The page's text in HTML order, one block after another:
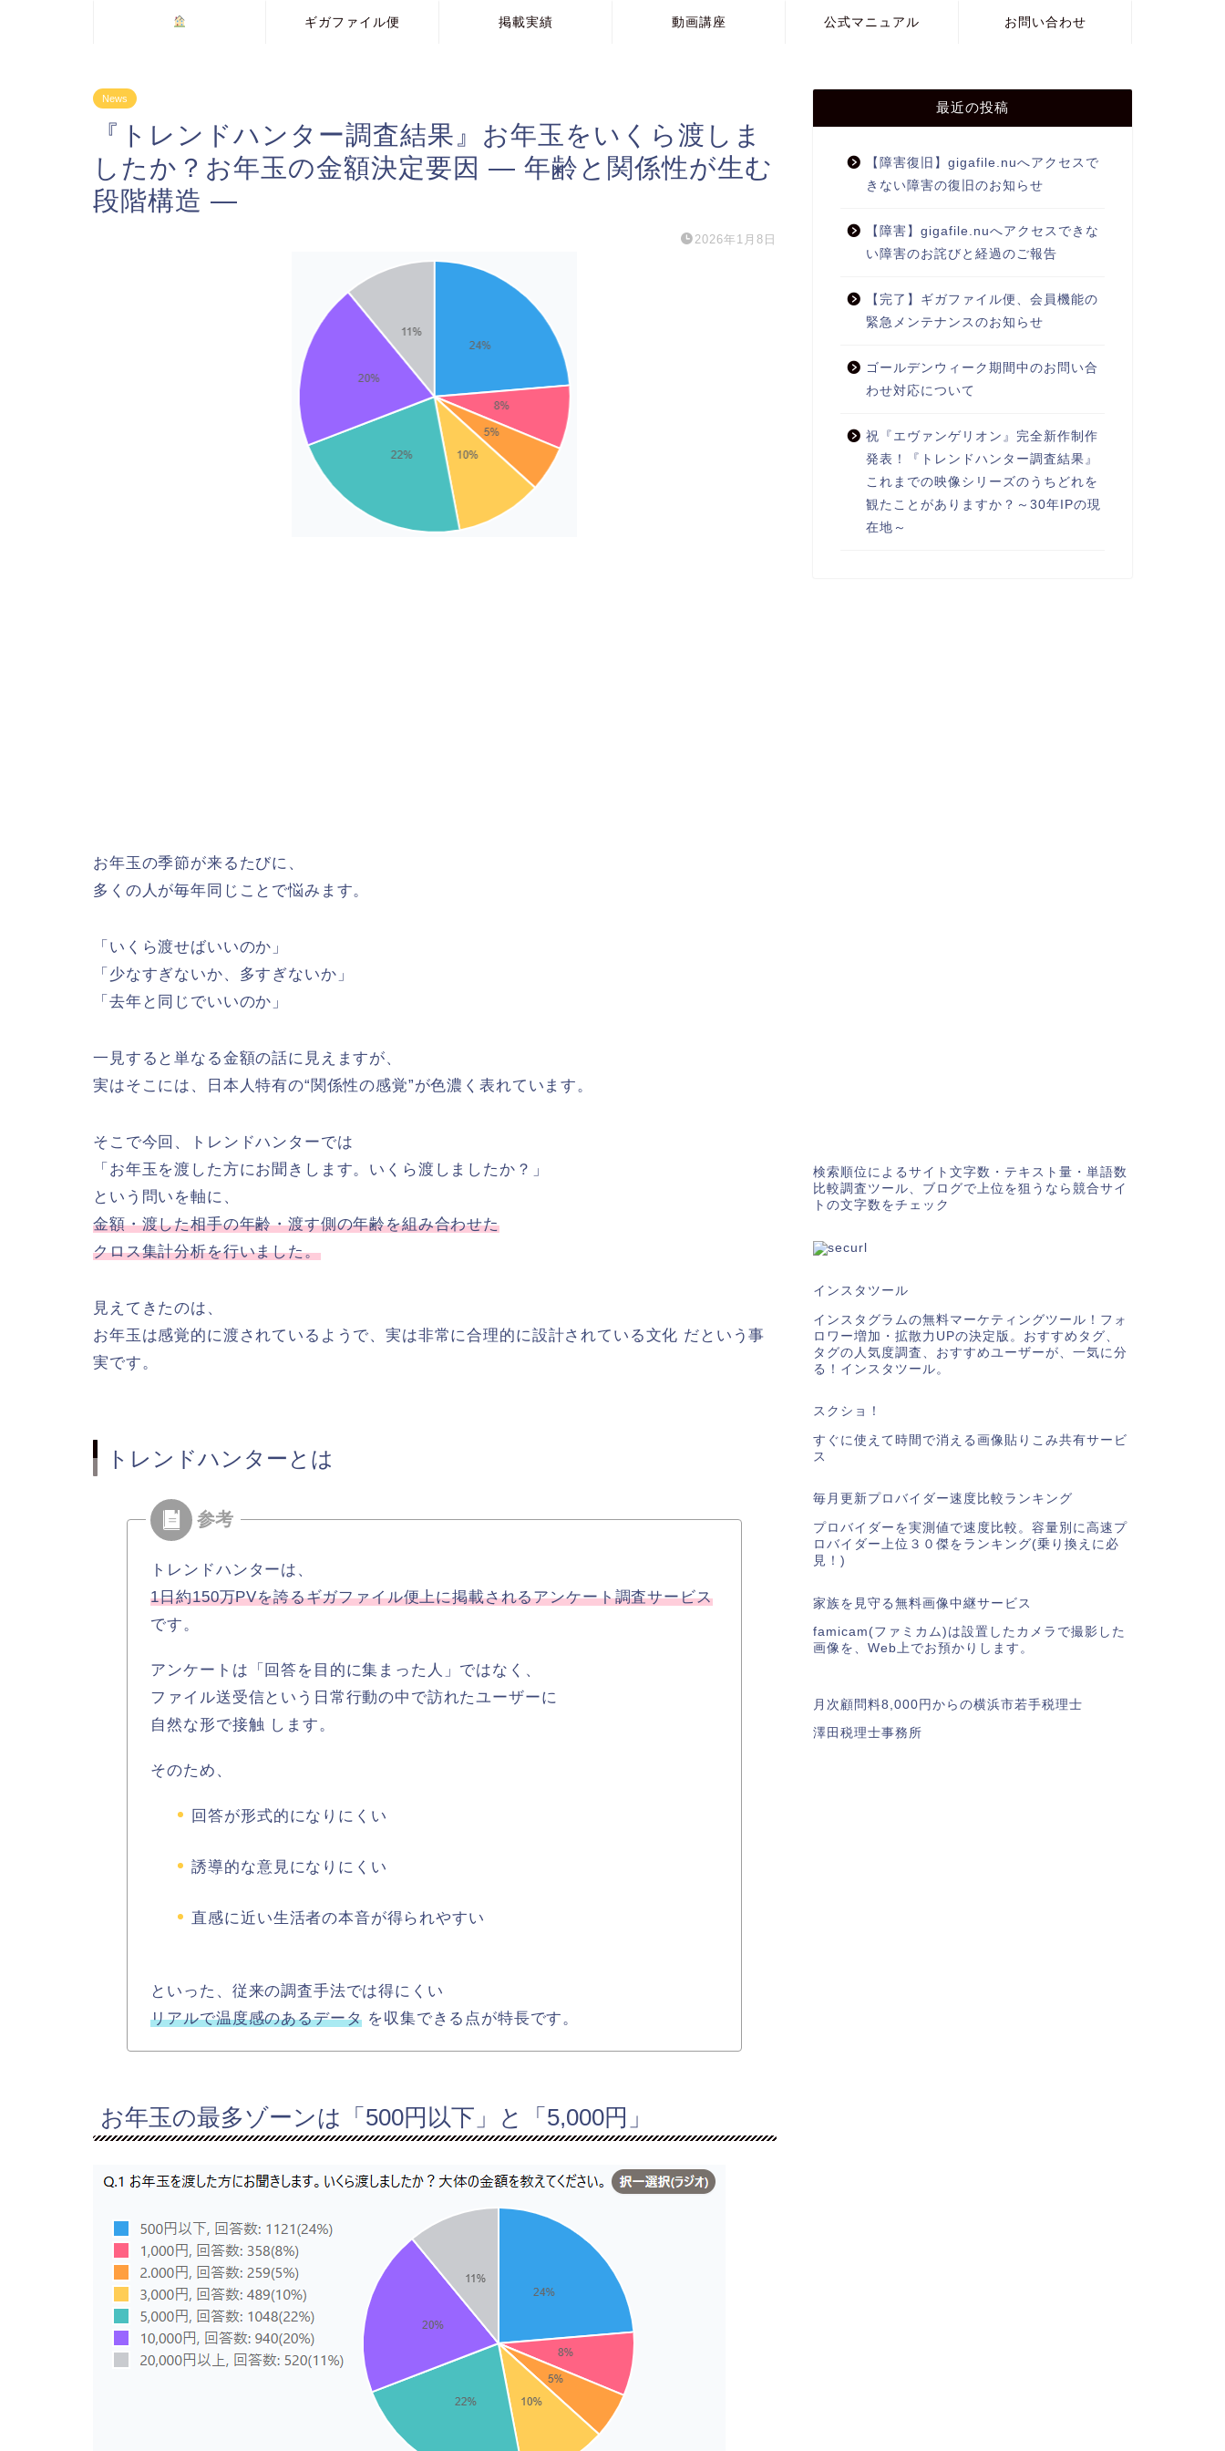
ギガファイル便 掲載実績 動画講座 公式マニュアル お問い合わせ
News
『トレンドハンター調査結果』お年玉をいくら渡しま
したか？お年玉の金額決定要因 ― 年齢と関係性が生む
段階構造 ―
2026年1月8日
お年玉の季節が来るたびに、
多くの人が毎年同じことで悩みます。
「いくら渡せばいいのか」
「少なすぎないか、多すぎないか」
「去年と同じでいいのか」
一見すると単なる金額の話に見えますが、
実はそこには、日本人特有の“関係性の感覚”が色濃く表れています。
そこで今回、トレンドハンターでは
「お年玉を渡した方にお聞きします。いくら渡しましたか？」
という問いを軸に、
金額・渡した相手の年齢・渡す側の年齢を組み合わせた
クロス集計分析を行いました。
見えてきたのは、
お年玉は感覚的に渡されているようで、実は非常に合理的に設計されている文化 だという事
実です。
トレンドハンターとは
トレンドハンターは、
1日約150万PVを誇るギガファイル便上に掲載されるアンケート調査サービス
です。
アンケートは「回答を目的に集まった人」ではなく、
ファイル送受信という日常行動の中で訪れたユーザーに
自然な形で接触 します。
そのため、
回答が形式的になりにくい
誘導的な意見になりにくい
直感に近い生活者の本音が得られやすい
といった、従来の調査手法では得にくい
リアルで温度感のあるデータ を収集できる点が特長です。
お年玉の最多ゾーンは「500円以下」と「5,000円」
最近の投稿
【障害復旧】gigafile.nuへアクセスで
きない障害の復旧のお知らせ
【障害】gigafile.nuへアクセスできな
い障害のお詫びと経過のご報告
【完了】ギガファイル便、会員機能の
緊急メンテナンスのお知らせ
ゴールデンウィーク期間中のお問い合
わせ対応について
祝『エヴァンゲリオン』完全新作制作
発表！『トレンドハンター調査結果』
これまでの映像シリーズのうちどれを
観たことがありますか？～30年IPの現
在地～
検索順位によるサイト文字数・テキスト量・単語数
比較調査ツール、ブログで上位を狙うなら競合サイ
トの文字数をチェック
インスタツール
インスタグラムの無料マーケティングツール！フォ
ロワー増加・拡散力UPの決定版。おすすめタグ、
タグの人気度調査、おすすめユーザーが、一気に分
る！インスタツール。
スクショ！
すぐに使えて時間で消える画像貼りこみ共有サービ
ス
毎月更新プロバイダー速度比較ランキング
プロバイダーを実測値で速度比較。容量別に高速プ
ロバイダー上位３０傑をランキング(乗り換えに必
見！)
家族を見守る無料画像中継サービス
famicam(ファミカム)は設置したカメラで撮影した
画像を、Web上でお預かりします。
月次顧問料8,000円からの横浜市若手税理士
澤田税理士事務所